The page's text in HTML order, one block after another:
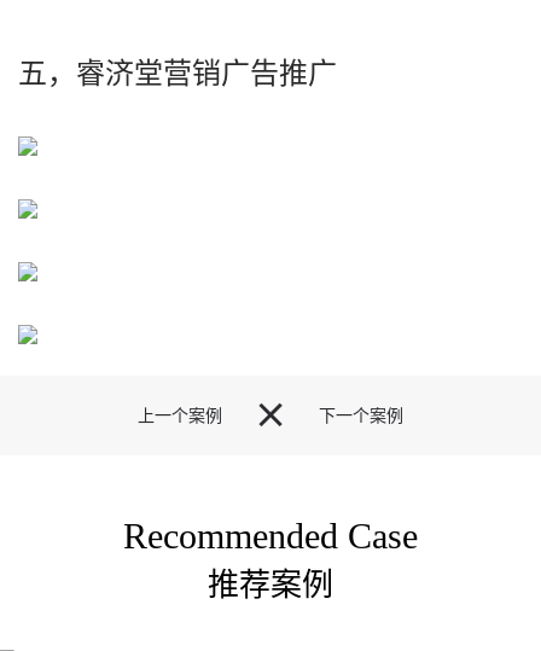
五，睿济堂营销广告推广
上一个案例 下一个案例

Recommended Case
推荐案例